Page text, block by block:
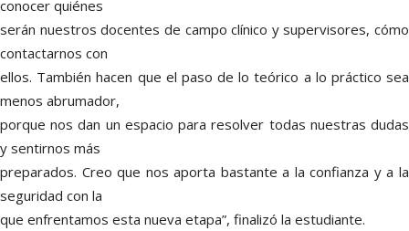
conocer quiénes
serán nuestros docentes de campo clínico y supervisores, cómo
contactarnos con
ellos. También hacen que el paso de lo teórico a lo práctico sea
menos abrumador,
porque nos dan un espacio para resolver todas nuestras dudas
y sentirnos más
preparados. Creo que nos aporta bastante a la confianza y a la
seguridad con la
que enfrentamos esta nueva etapa”, finalizó la estudiante.